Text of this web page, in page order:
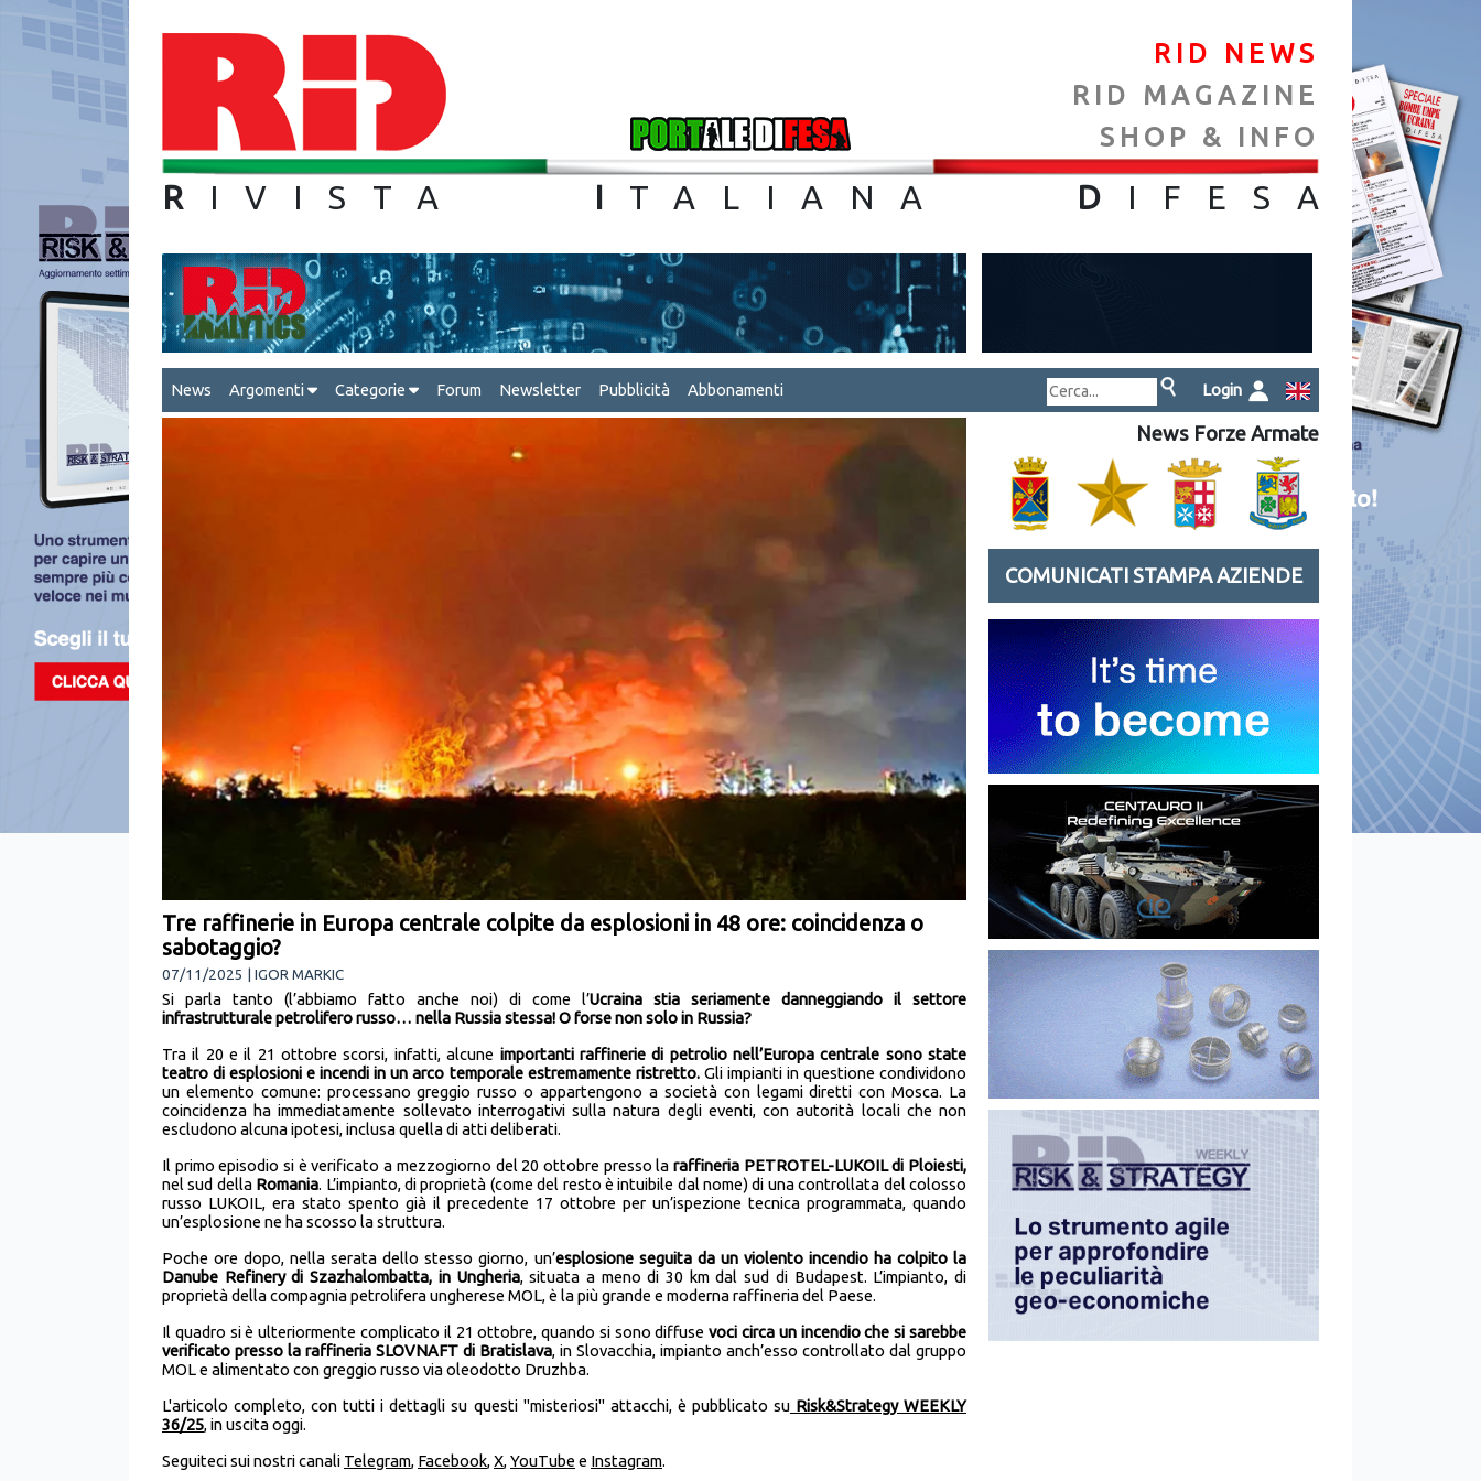
RID NEWS
RID MAGAZINE
SHOP & INFO
R IVISTA I TALIANA D IFES A
News Argomenti Categorie Forum Newsletter Pubblicità Abbonamenti Login
Tre raffinerie in Europa centrale colpite da esplosioni in 48 ore: coincidenza o
sabotaggio?
07/11/2025 | IGOR MARKIC
Si parla tanto (l’abbiamo fatto anche noi) di come l’Ucraina stia seriamente danneggiando il settore
infrastrutturale petrolifero russo… nella Russia stessa! O forse non solo in Russia?
Tra il 20 e il 21 ottobre scorsi, infatti, alcune importanti raffinerie di petrolio nell’Europa centrale sono state
teatro di esplosioni e incendi in un arco temporale estremamente ristretto.Gli impianti in questione condividono
un elemento comune: processano greggio russo o appartengono a società con legami diretti con Mosca. La
coincidenza ha immediatamente sollevato interrogativi sulla natura degli eventi, con autorità locali che non
escludono alcuna ipotesi, inclusa quella di atti deliberati.
Il primo episodio si è verificato a mezzogiorno del 20 ottobre presso la raffineria PETROTEL-LUKOIL di Ploiesti,
nel sud della Romania. L’impianto, di proprietà (come del resto è intuibile dal nome) di una controllata del colosso
russo LUKOIL, era stato spento già il precedente 17 ottobre per un’ispezione tecnica programmata, quando
un’esplosione ne ha scosso la struttura.
Poche ore dopo, nella serata dello stesso giorno, un’esplosione seguita da un violento incendio ha colpito la
Danube Refinery di Szazhalombatta, in Ungheria, situata a meno di 30 km dal sud di Budapest. L’impianto, di
proprietà della compagnia petrolifera ungherese MOL, è la più grande e moderna raffineria del Paese.
Il quadro si è ulteriormente complicato il 21 ottobre, quando si sono diffuse voci circa un incendio che si sarebbe
verificato presso la raffineria SLOVNAFT di Bratislava, in Slovacchia, impianto anch’esso controllato dal gruppo
MOL e alimentato con greggio russo via oleodotto Druzhba.
L'articolo completo, con tutti i dettagli su questi "misteriosi" attacchi, è pubblicato suRisk&Strategy WEEKLY
36/25, in uscita oggi.
Seguiteci sui nostri canali Telegram, Facebook,X,YouTube e Instagram.
News Forze Armate
COMUNICATI STAMPA AZIENDE